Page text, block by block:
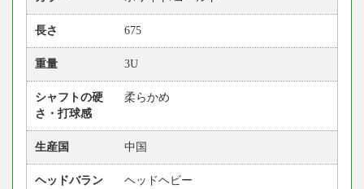
長さ 675
重量 3U
シャフトの硬
さ・打球感
柔らかめ
生産国 中国
ヘッドバラン
ヘッドヘビー